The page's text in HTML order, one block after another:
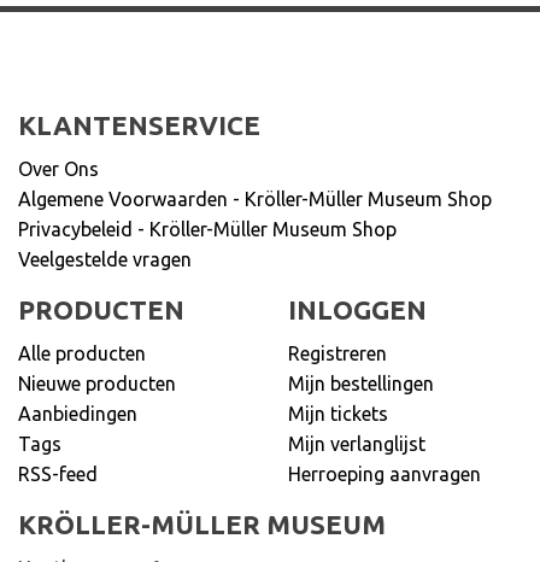
KLANTENSERVICE
Over Ons
Algemene Voorwaarden - Kröller-Müller Museum Shop
Privacybeleid - Kröller-Müller Museum Shop
Veelgestelde vragen
PRODUCTEN
Alle producten
Nieuwe producten
Aanbiedingen
Tags
RSS-feed
INLOGGEN
Registreren
Mijn bestellingen
Mijn tickets
Mijn verlanglijst
Herroeping aanvragen
KRÖLLER-MÜLLER MUSEUM